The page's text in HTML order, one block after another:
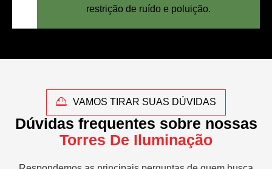
restrição de ruído e poluição.
VAMOS TIRAR SUAS DÚVIDAS
Dúvidas frequentes sobre nossas
Torres De Iluminação